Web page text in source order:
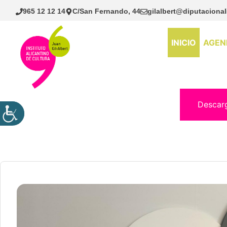
Saltar
965 12 12 14 C/San Fernando, 44
INICIO